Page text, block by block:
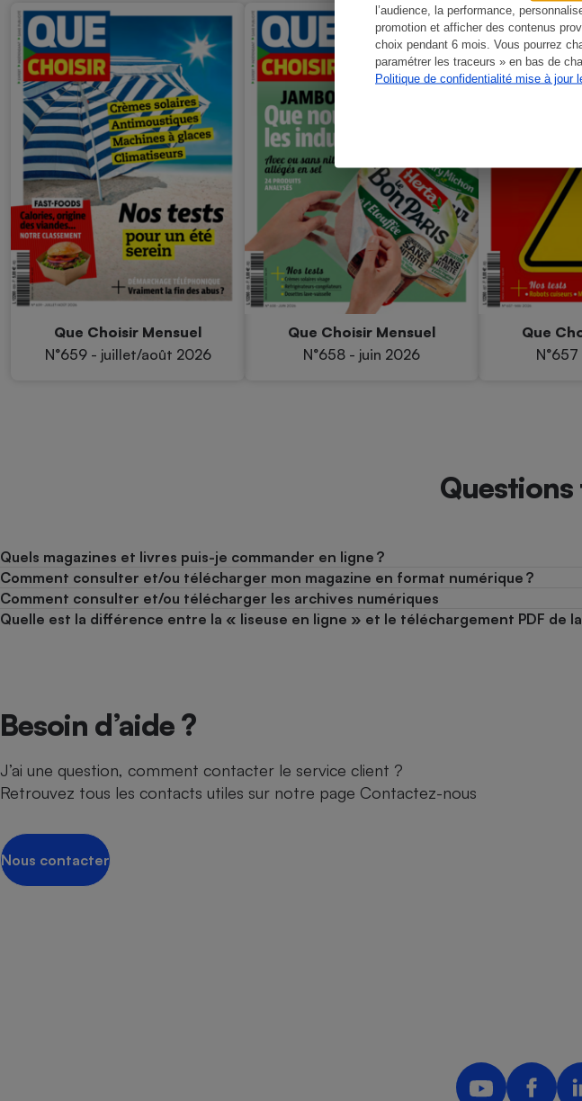
l’audience, la performance,
promotion et afficher des contenus
choix pendant 6 mois. Vous pourrez
paramétrer les traceurs » en bas de
Politique de confidentialité mise à jour
Que Choisir Mensuel
N°659 - juillet/août 2026
Que Choisir Mensuel
N°658 - juin 2026
Que
Quels magazines et livres puis-je commander en ligne ?
Comment consulter et/ou télécharger mon magazine en format numérique ?
Comment consulter et/ou télécharger les archives numériques
Quelle est la différence entre la « liseuse en ligne » et le téléchargement PDF de
Besoin d’aide ?
J’ai une question, comment contacter le service client ?
Retrouvez tous les contacts utiles sur notre page Contactez-nous
Nous contacter